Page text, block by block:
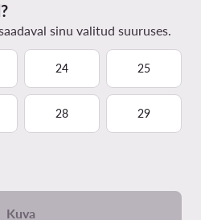
sinu valitud suuruses.
24 25
28 29
Kuva